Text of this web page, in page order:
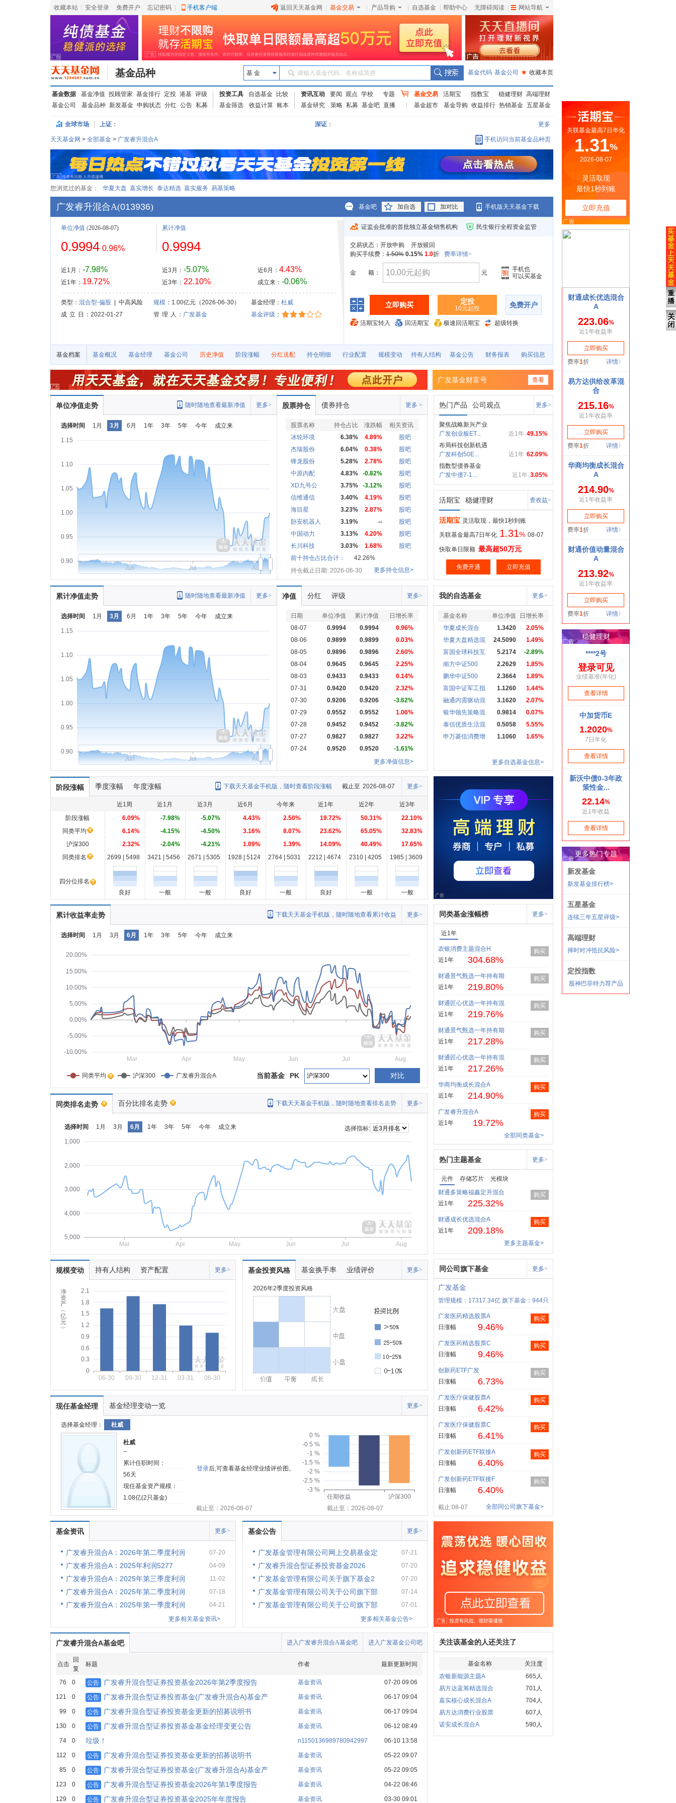
收藏本站 安全登录 免费开户 忘记密码 手机客户端 返回天天基金网 基金交易 产品导购 自选基金 帮助中心 无障碍阅读 网站导航
基金品种 基 金 请输入基金代码、名称或简拼 基金代码 基金公司 ★ 收藏本页
基金数据 基金净值 投顾管家 基金排行 定投 港基 评级
基金公司
基金品种 新发基金 申购状态 分红 公告 私募
投资工具 自选基金
比较
基金筛选
收益计算 账本
资讯互动 要闻 观点 学校
专题
基金研究
策略 私募 基金吧 直播
基金交易 活期宝 指数宝 稳健理财 高端理财
基金超市
基金导购 收益排行 热销基金 五星基金
全球市场 上证： 深证： 更多
天天基金网 > 全部基金 > 广发睿升混合A 手机访问当前基金品种页
您浏览过的基金： 华夏大盘 嘉实增长 泰达精选 嘉实服务 易基策略
广发睿升混合A(013936) 基金吧 加自选 加对比 手机版天天基金下载
单位净值 (2026-08-07)
0.9994 0.96%
近1月： -7.98%
近1年： 19.72%
累计净值
0.9994
近3月： -5.07%
近3年： 22.10%
近6月： 4.43%
成立来： -0.06%
类型： 混合型-偏股| 中高风险 规模：1.00亿元（2026-06-30） 基金经理： 杜威
成 立 日
：2022-01-27 管 理 人 ： 广发基金 基金评级 ：
证监会批准的首批独立基金销售机构 民生银行全程资金监管
交易状态： 开放申购
开放赎回
购买手续费：1.50% 0.15% 1.0折 费率详情>
金 额： 元
手机也
可以买基金
立即购买 定投
10元起投 免费开户
活期宝转入 回活期宝 极速回活期宝 超级转换
基金档案 基金概况 基金经理 基金公司 历史净值 阶段涨幅 分红送配 持仓明细 行业配置 规模变动 持有人结构 基金公告 财务报表 购买信息
广发基金财富号 查看
单位净值走势 更多>
随时随地查看最新净值
选择时间 1月 3月 6月 1年 3年 5年 今年 成立来
0.90
0.95
1.00
1.05
1.10
1.15
Jun Jul Aug
股票持仓 债券持仓 更多 >
股票名称 持仓占比 涨跌幅
相关资讯
冰轮环境
6.38% 4.89%
股吧
杰瑞股份
6.04% 0.38%
股吧
锋龙股份
5.28% 2.78%
股吧
中原内配
4.83% -0.82%
股吧
XD九号公
3.75% -3.12%
股吧
信维通信
3.40% 4.19%
股吧
海目星
3.23% 2.87%
股吧
卧安机器人
3.19% --
股吧
中国动力
3.13% 4.20%
股吧
长川科技
3.03% 1.68%
股吧
前十持仓占比合计：
42.26%
持仓截止日期: 2026-06-30
更多持仓信息>
热门产品 公司观点 更多>
聚焦战略新兴产业
49.15%
近1年
广发创业板ET...
布局科技创新机遇
62.09%
近1年
广发科创50E...
指数型债券基金
3.05%
近1年
广发中债7-1...
活期宝 稳健理财 查收益>
活期宝 灵活取现，最快1秒到账
关联基金最高7日年化 1.31% 08-07
快取单日限额 最高超50万元
免费开通 立即充值
累计净值走势 更多>
随时随地查看最新净值
选择时间 1月 3月 6月 1年 3年 5年 今年 成立来
0.90
0.95
1.00
1.05
1.10
1.15
Jun Jul Aug
净值 分红 评级 更多>
日期 单位净值 累计净值
日增长率
08-07
0.9994 0.9994
0.96%
08-06
0.9899 0.9899
0.03%
08-05
0.9896 0.9896
2.60%
08-04
0.9645 0.9645
2.25%
08-03
0.9433 0.9433
0.14%
07-31
0.9420 0.9420
2.32%
07-30
0.9206 0.9206
-3.62%
07-29
0.9552 0.9552
1.06%
07-28
0.9452 0.9452
-3.82%
07-27
0.9827 0.9827
3.22%
07-24
0.9520 0.9520
-1.61%
更多净值信息>
我的自选基金 更多>
基金名称 单位净值
日增长率
华夏成长混合
1.3420
2.05%
华夏大盘精选混
24.5090
1.49%
富国全球科技互
5.2174
-2.89%
南方中证500
2.2629
1.85%
鹏华中证500
2.3664
1.89%
富国中证军工指
1.1260
1.44%
融通内需驱动混
3.1620
2.07%
银华领先策略混
0.9814
0.07%
泰信优质生活混
0.5058
5.55%
申万菱信消费增
1.1060 1.65%
更多自选基金信息>
阶段涨幅 季度涨幅 年度涨幅 更多>
截止至 2026-08-07
下载天天基金手机版，随时查看阶段涨幅
近1周 近1月 近3月 近6月 今年来 近1年 近2年
近3年
阶段涨幅
6.09% -7.98% -5.07% 4.43% 2.50% 19.72% 50.31%
22.10%
同类平均
6.14% -4.15% -4.50% 3.16% 8.07% 23.62% 65.05%
32.83%
沪深300
2.32% -2.04% -4.21% 1.09% 1.39% 14.09% 40.49%
17.65%
同类排名
2699 | 5498 3421 | 5456 2671 | 5305 1928 | 5124 2764 | 5031 2212 | 4674 2310 | 4205 1985 | 3609
四分位排名
良好
一般 一般 良好 一般 良好 一般 一般
累计收益率走势 更多>
下载天天基金手机版，随时随地查看累计收益
选择时间 1月 3月 6月 1年 3年 5年 今年 成立来
-10.00%
-5.00%
0.00%
5.00%
10.00%
15.00%
20.00%
Mar Apr May Jun Jul Aug
同类平均 沪深300 广发睿升混合A 对比
PK
当前基金
同类排名走势 百分比排名走势 更多>
下载天天基金手机版，随时随地查看排名走势
选择时间 1月 3月 6月 1年 3年 5年 今年 成立来
选择指标:
1,000
2,000
3,000
4,000
5,000
Mar
Apr May Jun Jul Aug
规模变动 持有人结构 资产配置 更多>
净
资
产
︵
亿
元
︶
0
0.3
0.6
0.9
1.2
1.5
1.8
2.1
06-30 09-30 12-31 03-31 06-30
基金投资风格 基金换手率 业绩评价 更多>
2026年2季度投资风格
现任基金经理 基金经理变动一览 更多>
选择基金经理： 杜威
杜威
--
累计任职时间：
56天
现任基金资产规模：
1.08亿(2只基金)
登录后,可查看基金经理业绩评价图。
-3 %
-2.5 %
-2 %
-1.5 %
-1 %
-0.5 %
0 %
任期收益
沪深300
截止至：2026-08-07
截止至：2026-08-07
基金资讯 更多>
广发睿升混合A：2026年第二季度利润 07-20
广发睿升混合A：2025年利润5277 04-09
广发睿升混合A：2025年第三季度利润 11-02
广发睿升混合A：2025年第二季度利润 07-18
广发睿升混合A：2025年第一季度利润
04-21
更多相关基金资讯>
基金公告 更多>
广发基金管理有限公司网上交易基金定 07-21
广发睿升混合型证券投资基金2026 07-20
广发基金管理有限公司关于旗下基金2 07-20
广发基金管理有限公司关于公司旗下部 07-14
广发基金管理有限公司关于公司旗下部
07-01
更多相关基金公告>
广发睿升混合A基金吧 进入广发基金公司吧
进入广发睿升混合A基金吧
点击
回
复
标题 作者 最新更新时间
76 0 公告 广发睿升混合型证券投资基金2026年第2季度报告 基金资讯 07-20 09:06
121 0 公告 广发睿升混合型证券投资基金(广发睿升混合A)基金产 基金资讯 06-17 09:04
99 0 公告 广发睿升混合型证券投资基金更新的招募说明书 基金资讯 06-17 09:04
130 0 公告 广发睿升混合型证券投资基金基金经理变更公告 基金资讯 06-12 08:49
74 0 垃圾！ n1150136989780942997 06-10 13:58
112 0 公告 广发睿升混合型证券投资基金更新的招募说明书 基金资讯 05-22 09:07
85 0 公告 广发睿升混合型证券投资基金(广发睿升混合A)基金产 基金资讯 05-22 09:05
123 0 公告 广发睿升混合型证券投资基金2026年第1季度报告 基金资讯 04-22 08:46
129 0 公告 广发睿升混合型证券投资基金2025年年度报告 基金资讯 03-30 09:01
同类基金涨幅榜 更多>
近1年
农银消费主题混合H
近1年
304.68%
购买
财通景气甄选一年持有期
近1年
219.80%
购买
财通匠心优选一年持有混
近1年
219.76%
购买
财通景气甄选一年持有期
近1年
217.28%
购买
财通匠心优选一年持有混
近1年
217.26%
购买
华商均衡成长混合A
近1年
214.90%
购买
广发睿升混合A
近1年
19.72%
购买
全部同类基金>
热门主题基金 更多>
元件 存储芯片
光模块
财通多策略福鑫定开混合
近1年
225.32%
购买
财通成长优选混合A
近1年
209.18%
购买
更多主题基金>
同公司旗下基金 更多>
广发基金
管理规模：17317.34亿 旗下基金：944只
广发医药精选股票A
日涨幅
9.46%
购买
广发医药精选股票C
日涨幅
9.46%
购买
创新药ETF广发
日涨幅
6.73%
购买
广发医疗保健股票A
日涨幅
6.42%
购买
广发医疗保健股票C
日涨幅
6.41%
购买
广发创新药ETF联接A
日涨幅
6.40%
购买
广发创新药ETF联接F
日涨幅
6.40%
购买
截止:08-07 全部同公司旗下基金>
关注该基金的人还关注了
基金名称
关注度
农银新能源主题A
665人
易方达蓝筹精选混合
701人
嘉实核心成长混合A
704人
易方达消费行业股票
607人
诺安成长混合A
590人